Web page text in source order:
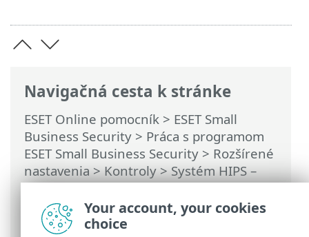
Navigačná cesta k stránke
ESET Online pomocník > ESET Small
Business Security > Práca s programom
ESET Small Business Security > Rozšírené
nastavenia>Kontroly>Systém HIPS –
Host Intrusion Prevention System>
Interaktívne okno HIPS> Bola zachytená
potenciálna aktivita ransomvéru
Your account, your cookies
choice